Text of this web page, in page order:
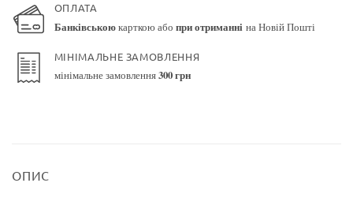
ОПЛАТА
Банківськоюкарткою або при отриманніна Новій Пошті
МІНІМАЛЬНЕ ЗАМОВЛЕННЯ
мінімальне замовлення300 грн
ОПИС